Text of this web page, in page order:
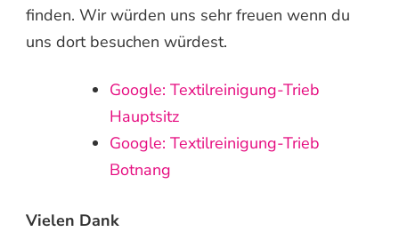
finden. Wir würden uns sehr freuen wenn du
uns dort besuchen würdest.
Google: Textilreinigung-Trieb
Hauptsitz
Google: Textilreinigung-Trieb
Botnang
Vielen Dank